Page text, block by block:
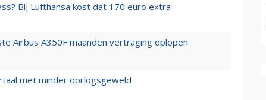
Bij Lufthansa kost dat 170 euro extra
Airbus A350F maanden vertraging oplopen
met minder oorlogsgeweld